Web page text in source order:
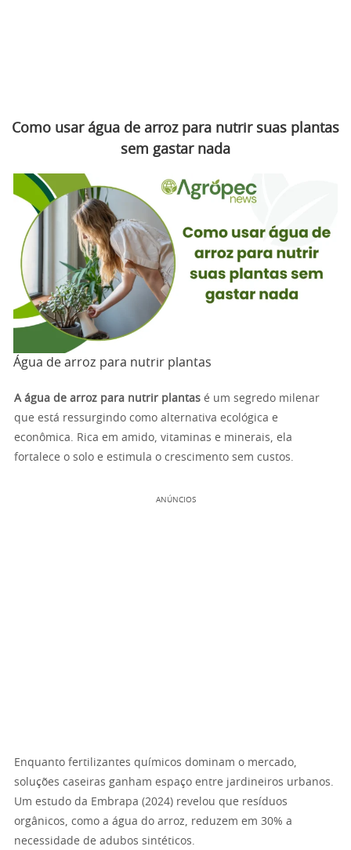
Como usar água de arroz para nutrir suas plantas
sem gastar nada
Água de arroz para nutrir plantas
A água de arroz para nutrir plantas é um segredo milenar
que está ressurgindo como alternativa ecológica e
econômica. Rica em amido, vitaminas e minerais, ela
fortalece o solo e estimula o crescimento sem custos.
ANÚNCIOS
Enquanto fertilizantes químicos dominam o mercado,
soluções caseiras ganham espaço entre jardineiros urbanos.
Um estudo da Embrapa (2024) revelou que resíduos
orgânicos, como a água do arroz, reduzem em 30% a
necessidade de adubos sintéticos.